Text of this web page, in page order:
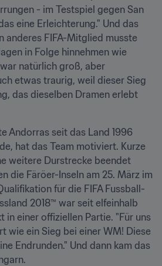
- im Testspiel gegen San
eine Erleichterung." Und das
anderes FIFA-Mitglied musste
in Folge hinnehmen wie
natürlich groß, aber
etwas traurig, weil dieser Sieg
das dieselben Dramen erlebt
Andorras seit das Land 1996
hat das Team motiviert. Kurze
weitere Durstrecke beendet
die Färöer-Inseln am 25. März im
für die FIFA Fussball-
2018™ war seit elfeinhalb
in einer offiziellen Partie. "Für uns
wie ein Sieg bei einer WM! Diese
Endrunden." Und dann kam das